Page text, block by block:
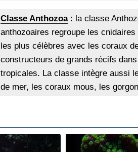
Classe Anthozoa: la classe
anthozoaires regroupe les cnidaires
les plus célèbres avec les coraux
constructeurs de grands récifs
tropicales. La classe intègre aussi
de mer, les coraux mous, les